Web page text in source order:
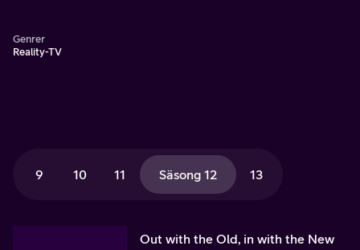
Genrer
Reality-TV
9 10 11 Säsong 12 13
Out with the Old, in with the New